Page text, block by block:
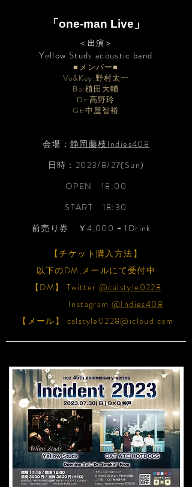
「one-man Live 」
＜出演＞
​Yellow Studs acoustic band
■メンバー■
Vo&Key:野村太一
Ba:植田大輔
Dr:高野玲
​Gt:中屋智裕
会場： 静岡藤枝Indies408
日時：2023/8/27(Sun)
OPEN 18:00
START 18:30
前売り券
￥4,000 + 1Drink
【チケット購入方法】
​以下のDM,メールにて受付中
【DM】 Twitter @calstyle0228
Instagram @Indies408
【メール】 calstyle0228@icloud.com